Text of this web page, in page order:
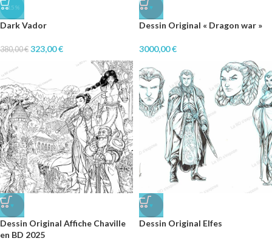
-15%
Dark Vador
380,00€ 323,00€
♥
Dessin Original « Dragon war »
3000,00€
♥
Dessin Original Affiche Chaville
en BD 2025
♥
Dessin Original Elfes